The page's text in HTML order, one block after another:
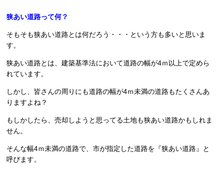
狭あい道路って何？
そもそも狭あい道路とは何だろう・・・という方も多いと思いま
す。
狭あい道路とは、建築基準法において道路の幅が4ｍ以上で定めら
れています。
しかし、皆さんの周りにも道路の幅が4ｍ未満の道路もたくさんあ
りますよね？
もしかしたら、売却しようと思ってる土地も狭あい道路かもしれま
せん。
そんな幅4ｍ未満の道路で、市が指定した道路を『狭あい道路』と
呼びます。